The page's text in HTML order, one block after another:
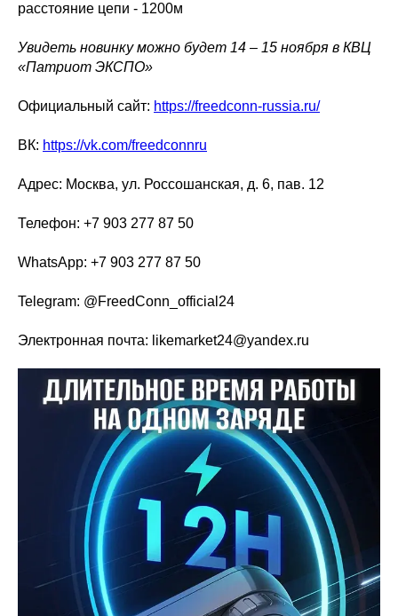
расстояние цепи - 1200м
Увидеть новинку можно будет 14 – 15 ноября в КВЦ
«Патриот ЭКСПО»
Официальный сайт: https://freedconn-russia.ru/
ВК: https://vk.com/freedconnru
Адрес: Москва, ул. Россошанская, д. 6, пав. 12
Телефон: +7 903 277 87 50
WhatsApp: +7 903 277 87 50
Telegram: @FreedConn_official24
Электронная почта: likemarket24@yandex.ru